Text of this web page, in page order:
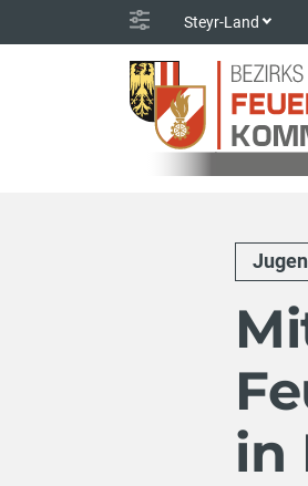
Steyr-Land
in